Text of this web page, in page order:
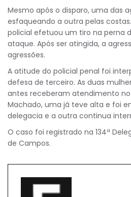
Mesmo após o disparo, uma das
esfaqueando a outra pelas
policial efetuou um tiro na perna
ataque. Após ser atingida, a
agressões.
A atitude do policial penal foi
defesa de terceiro. As duas
antes receberam atendimento no
Machado, uma já teve alta e foi
delegacia e a outra continua
O caso foi registrado na 134ª
de Campos.